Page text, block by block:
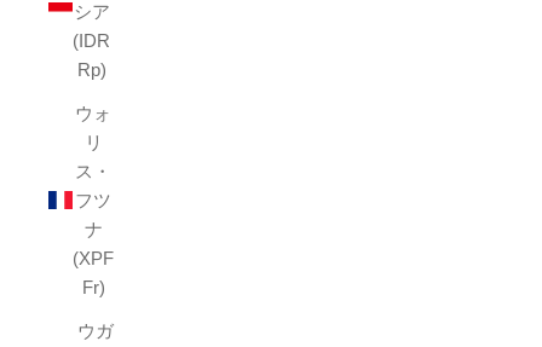
シア
(IDR
Rp)
ウォ
リ
ス・
フツ
ナ
(XPF
Fr)
ウガ